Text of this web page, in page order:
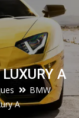
A
BMW
A